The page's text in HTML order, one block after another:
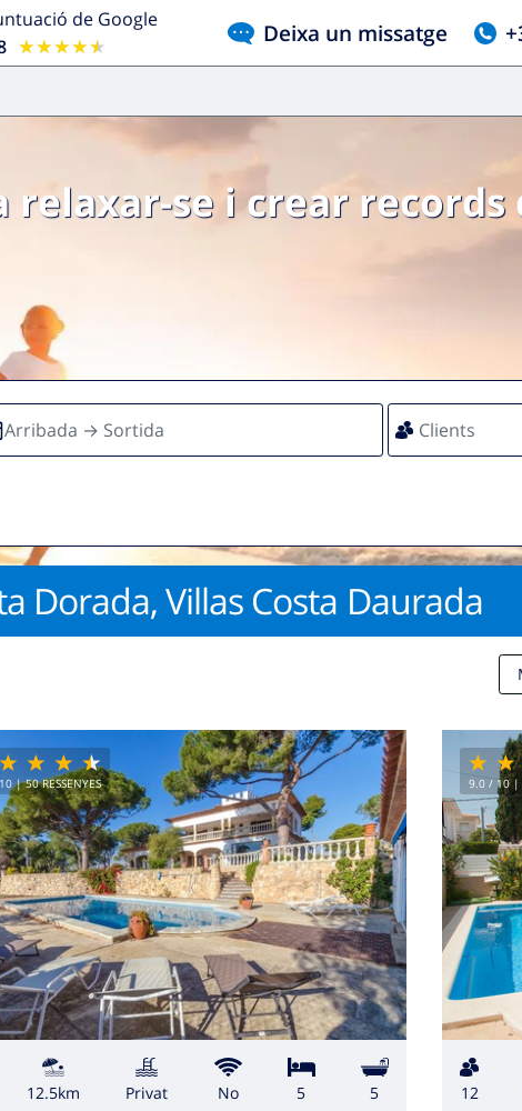
de Google
★★★★★
★★★★★ Deixa un missatge
se i crear records
Arribada → Sortida Clients
Dorada, Villas Costa Daurada
|50 RESSENYES
12.5km Privat No 5 5
9.0 / 10 |
12